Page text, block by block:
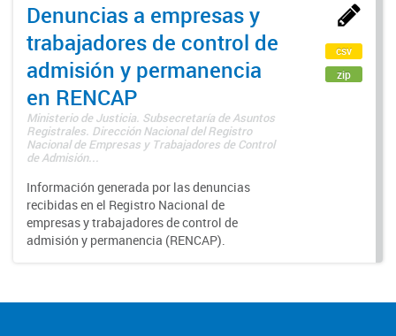
Denuncias a empresas y
trabajadores de control de
admisión y permanencia
en RENCAP
Ministerio de Justicia. Subsecretaría de Asuntos
Registrales. Dirección Nacional del Registro
Nacional de Empresas y Trabajadores de Control
de Admisión...
Información generada por las denuncias
recibidas en el Registro Nacional de
empresas y trabajadores de control de
admisión y permanencia (RENCAP).
csv
zip